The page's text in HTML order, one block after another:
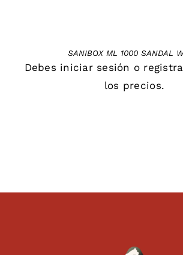
SANIBOX ML 1000 SANDAL
Debes iniciar sesión o
los precios.